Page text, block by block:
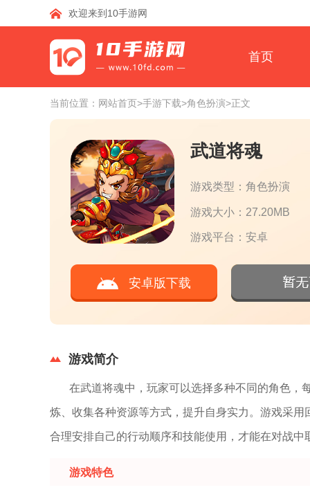
欢迎来到10手游网
首页
当前位置： 网站首页>手游下载>角色扮演>正文
武道将魂
游戏类型：角色扮演
游戏大小：27.20MB
游戏平台：安卓
安卓版下载
游戏简介
在武道将魂中，玩家可以选择多种不同的角色，
炼、收集各种资源等方式，提升自身实力。游戏采
合理安排自己的行动顺序和技能使用，才能在对战中
游戏特色